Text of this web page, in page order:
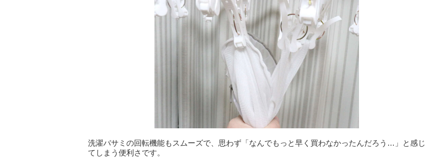
洗濯バサミの回転機能もスムーズで、思わず「なんでもっと早く買わなかったんだろう…」と感じ
てしまう便利さです。